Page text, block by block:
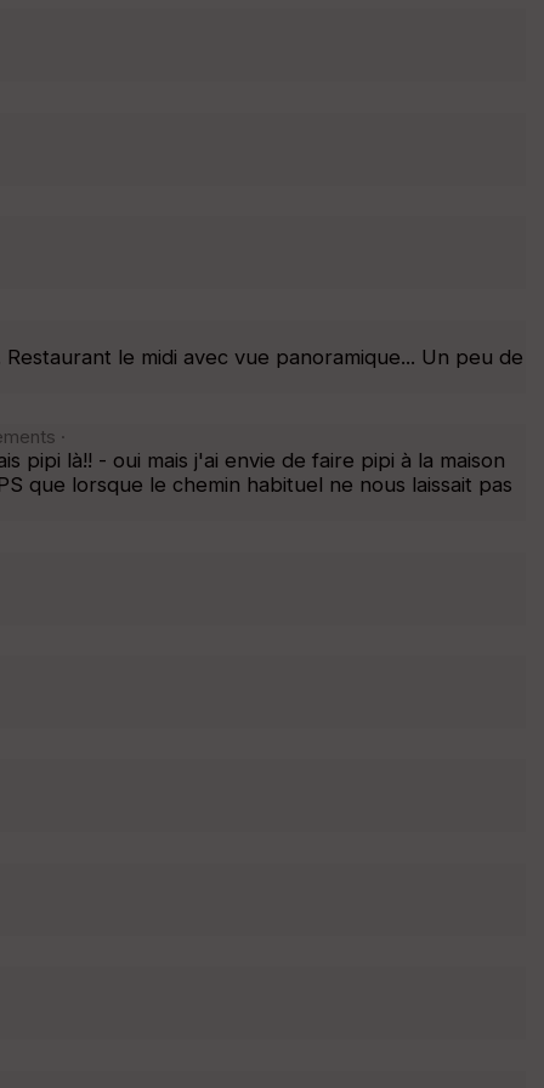
le midi avec vue panoramique... Un peu de
·
pipi là!! - oui mais j'ai envie de faire pipi à la maison
que lorsque le chemin habituel ne nous laissait pas